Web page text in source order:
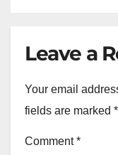
Leave a
Your email
fields are marked *
Comment*